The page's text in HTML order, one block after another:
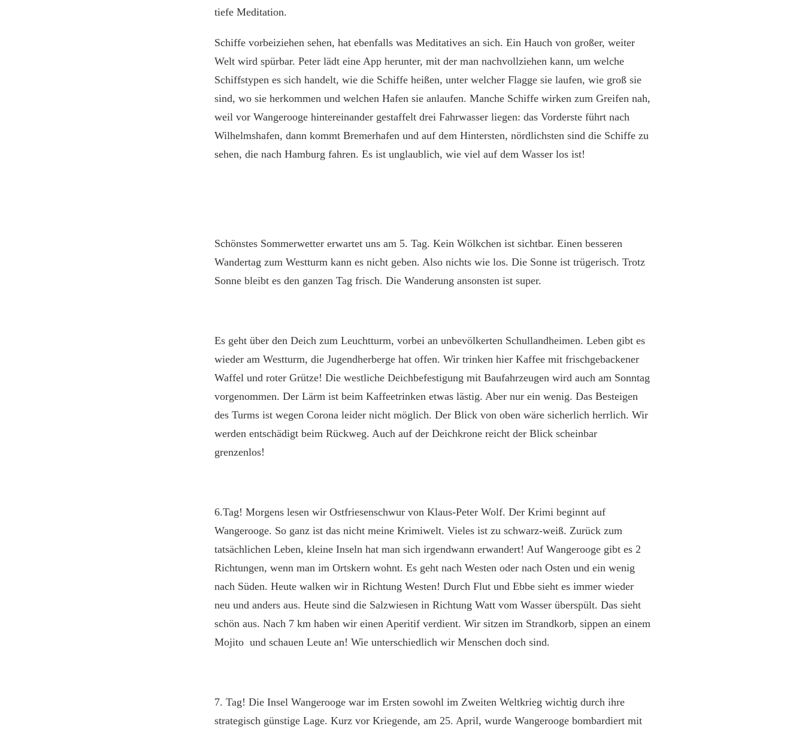
tiefe Meditation.
Schiffe vorbeiziehen sehen, hat ebenfalls was Meditatives an sich. Ein Hauch von großer, weiter
Welt wird spürbar. Peter lädt eine App herunter, mit der man nachvollziehen kann, um welche
Schiffstypen es sich handelt, wie die Schiffe heißen, unter welcher Flagge sie laufen, wie groß sie
sind, wo sie herkommen und welchen Hafen sie anlaufen. Manche Schiffe wirken zum Greifen nah,
weil vor Wangerooge hintereinander gestaffelt drei Fahrwasser liegen: das Vorderste führt nach
Wilhelmshafen, dann kommt Bremerhafen und auf dem Hintersten, nördlichsten sind die Schiffe zu
sehen, die nach Hamburg fahren. Es ist unglaublich, wie viel auf dem Wasser los ist!
Schönstes Sommerwetter erwartet uns am 5. Tag. Kein Wölkchen ist sichtbar. Einen besseren
Wandertag zum Westturm kann es nicht geben. Also nichts wie los. Die Sonne ist trügerisch. Trotz
Sonne bleibt es den ganzen Tag frisch. Die Wanderung ansonsten ist super.
Es geht über den Deich zum Leuchtturm, vorbei an unbevölkerten Schullandheimen. Leben gibt es
wieder am Westturm, die Jugendherberge hat offen. Wir trinken hier Kaffee mit frischgebackener
Waffel und roter Grütze! Die westliche Deichbefestigung mit Baufahrzeugen wird auch am Sonntag
vorgenommen. Der Lärm ist beim Kaffeetrinken etwas lästig. Aber nur ein wenig. Das Besteigen
des Turms ist wegen Corona leider nicht möglich. Der Blick von oben wäre sicherlich herrlich. Wir
werden entschädigt beim Rückweg. Auch auf der Deichkrone reicht der Blick scheinbar
grenzenlos!
6.Tag! Morgens lesen wir Ostfriesenschwur von Klaus-Peter Wolf. Der Krimi beginnt auf
Wangerooge. So ganz ist das nicht meine Krimiwelt. Vieles ist zu schwarz-weiß. Zurück zum
tatsächlichen Leben, kleine Inseln hat man sich irgendwann erwandert! Auf Wangerooge gibt es 2
Richtungen, wenn man im Ortskern wohnt. Es geht nach Westen oder nach Osten und ein wenig
nach Süden. Heute walken wir in Richtung Westen! Durch Flut und Ebbe sieht es immer wieder
neu und anders aus. Heute sind die Salzwiesen in Richtung Watt vom Wasser überspült. Das sieht
schön aus. Nach 7 km haben wir einen Aperitif verdient. Wir sitzen im Strandkorb, sippen an einem
Mojito und schauen Leute an! Wie unterschiedlich wir Menschen doch sind.
7. Tag! Die Insel Wangerooge war im Ersten sowohl im Zweiten Weltkrieg wichtig durch ihre
strategisch günstige Lage. Kurz vor Kriegende, am 25. April, wurde Wangerooge bombardiert mit